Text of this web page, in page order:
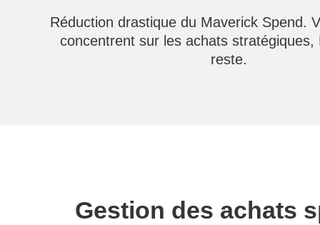
Réduction drastique du Maverick Spend.
concentrent sur les achats stratégiques,
reste.
Gestion des achats